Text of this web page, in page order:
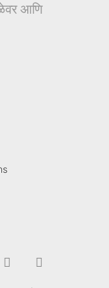
आणि